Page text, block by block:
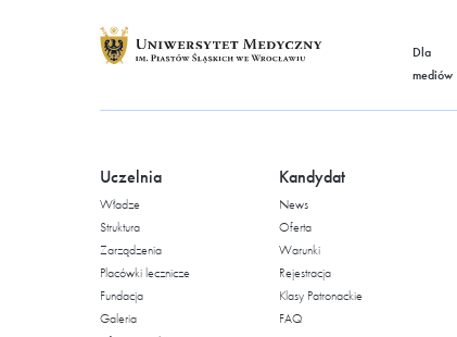
Dla
mediów
Uczelnia
Władze
Struktura
Zarządzenia
Placówki lecznicze
Fundacja
Galeria
Kandydat
News
Oferta
Warunki
Rejestracja
Klasy Patronackie
FAQ